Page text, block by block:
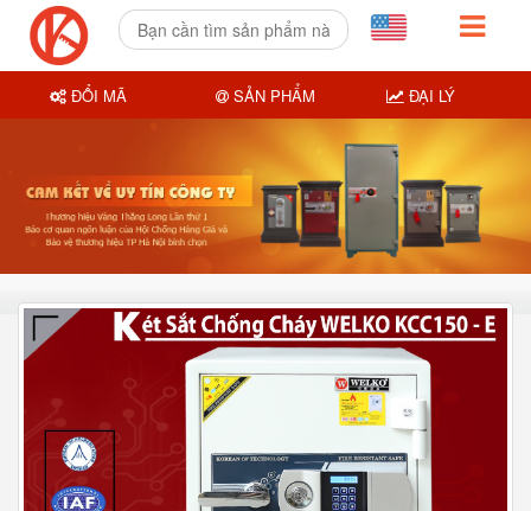
ĐỔI MÃ SẢN PHẨM ĐẠI LÝ